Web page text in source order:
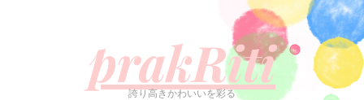
prakRiti
誇り高きかわいいを彩る
誇り高きかわいいを彩る